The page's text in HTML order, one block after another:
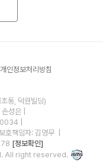
개인정보처리방침
동, 덕원빌딩)
성은 |
호책임자: 김영무
[정보확인]
All right reserved.